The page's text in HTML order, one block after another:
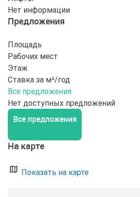
Нет информации
Предложения
Площадь
Рабочих мест
Этаж
Ставка за м²/год
Все предложения
Нет доступных предложений
Все предложения
На карте
Показать на карте